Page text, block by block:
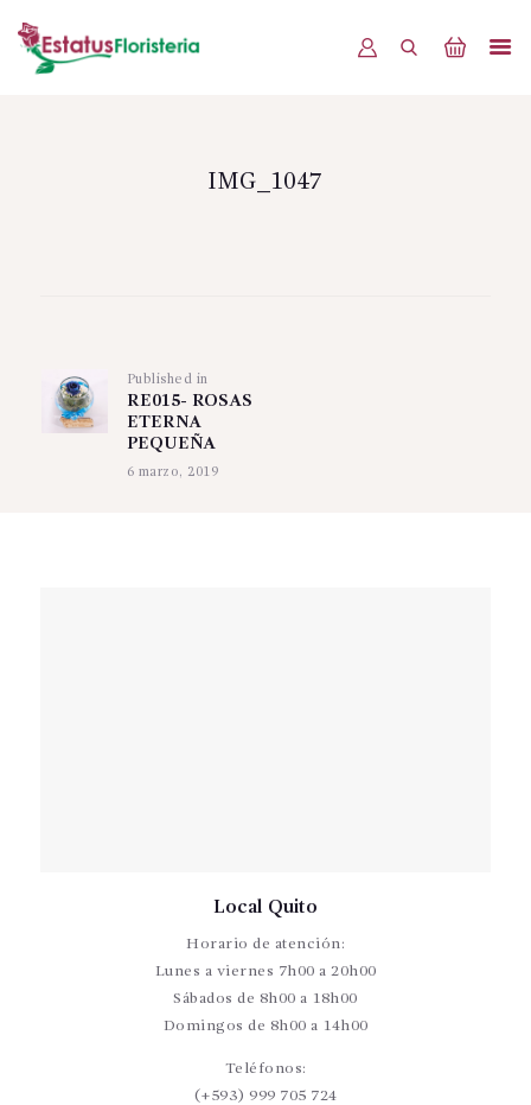
PRODUCTOSIMG_1047
entradasPublished in
post:
RE015- ROSAS
ETERNA
PEQUEÑA
6 marzo, 2019
Local Quito
Horario de atención:
Lunes a viernes 7h00 a 20h00
Sábados de 8h00 a 18h00
Domingos de 8h00 a 14h00
Teléfonos:
(+593) 999 705 724